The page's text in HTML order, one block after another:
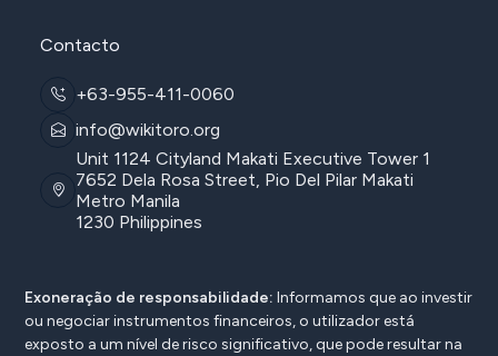
Contacto
+63-955-411-0060
info@wikitoro.org
Unit 1124 Cityland Makati Executive Tower 1
7652 Dela Rosa Street, Pio Del Pilar Makati
Metro Manila
1230 Philippines
Exoneração de responsabilidade: Informamos que ao investir
ou negociar instrumentos financeiros, o utilizador está
exposto a um nível de risco significativo, que pode resultar na